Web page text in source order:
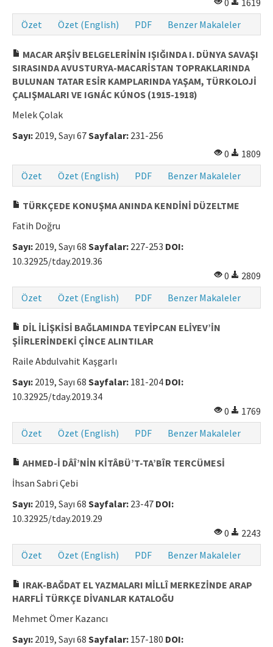
0
1619
Özet
Özet (English) PDF Benzer Makaleler
MACAR ARŞİV BELGELERİNİN IŞIĞINDA I. DÜNYA SAVAŞI
SIRASINDA AVUSTURYA-MACARİSTAN TOPRAKLARINDA
BULUNAN TATAR ESİR KAMPLARINDA YAŞAM, TÜRKOLOJİ
ÇALIŞMALARI VE IGNÁC KÚNOS (1915-1918)
Melek Çolak
Sayı: 2019, Sayı 67Sayfalar: 231-256
0
1809
Özet
Özet (English) PDF Benzer Makaleler
TÜRKÇEDE KONUŞMA ANINDA KENDİNİ DÜZELTME
Fatih Doğru
Sayı: 2019, Sayı 68 Sayfalar: 227-253 DOI:
10.32925/tday.2019.36
0
2809
Özet
Özet (English) PDF Benzer Makaleler
DİL İLİŞKİSİ BAĞLAMINDA TEYİPCAN ELİYEV’İN
ŞİİRLERİNDEKİ ÇİNCE ALINTILAR
Raile Abdulvahit Kaşgarlı
Sayı: 2019, Sayı 68 Sayfalar: 181-204 DOI:
10.32925/tday.2019.34
0
1769
Özet
Özet (English) PDF Benzer Makaleler
AHMED-İ DÂÎ’NİN KİTÂBÜ’T-TA’BÎR TERCÜMESİ
İhsan Sabri Çebi
Sayı: 2019, Sayı 68 Sayfalar: 23-47 DOI:
10.32925/tday.2019.29
0
2243
Özet
Özet (English) PDF Benzer Makaleler
IRAK-BAĞDAT EL YAZMALARI MİLLÎ MERKEZİNDE ARAP
HARFLİ TÜRKÇE DİVANLAR KATALOĞU
Mehmet Ömer Kazancı
Sayı: 2019, Sayı 68 Sayfalar: 157-180 DOI: